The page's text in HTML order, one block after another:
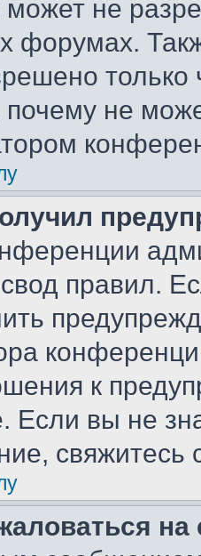
не
форумах.
почему не
правил.
к
Если вы не